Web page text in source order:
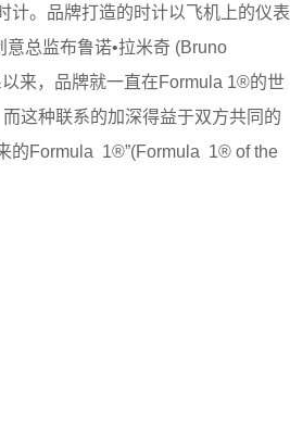
计。品牌打造的时计以飞机上的仪表
总监布鲁诺•拉米奇 (Bruno
来，品牌就一直在Formula 1®的世
这种联系的加深得益于双方共同的
的Formula 1®”(Formula 1® of the